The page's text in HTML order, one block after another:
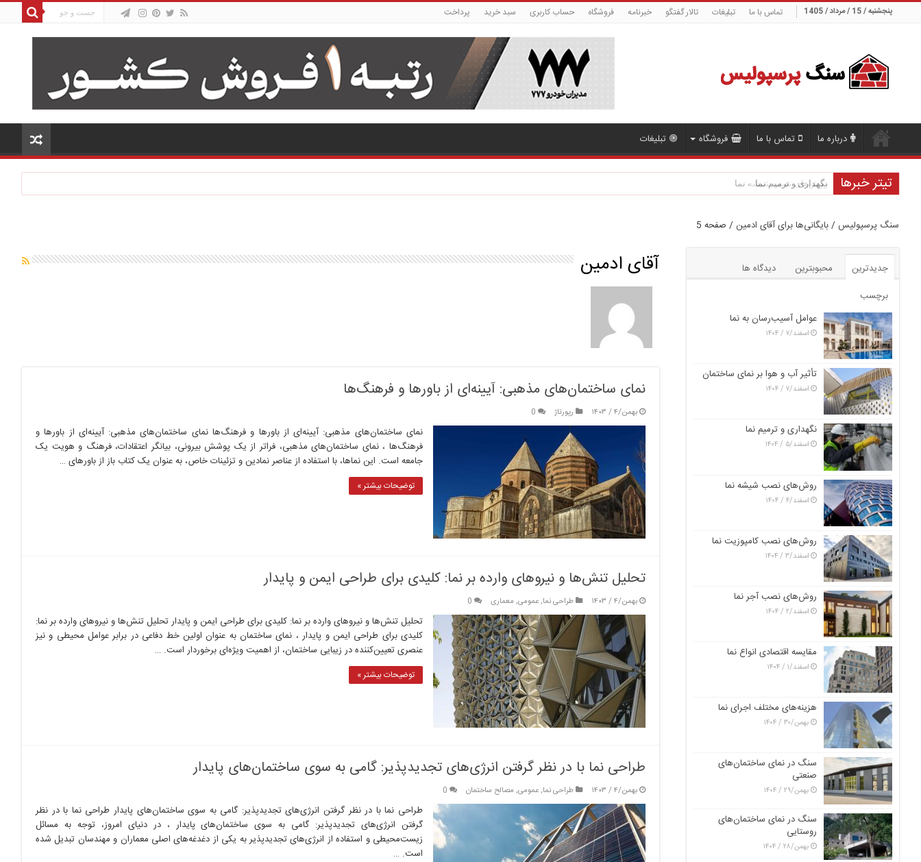
پنجشنبه / 15 / مرداد / 1405 تماس با ما تبلیغات تالار گفتگو خبرنامه فروشگاه حساب کاربری سبد خرید پرداخت
درباره ما تماس با ما فروشگاه تبلیغات
تیتر خبرها روش‌های نصب شیشه نما
سنگ پرسپولیس/بایگانی‌ها برای آقای ادمین/ صفحه 5
آقای ادمین
نمای ساختمان‌های مذهبی: آیینه‌ای از باورها و فرهنگ‌ها
بهمن/۴ / ۱۴۰۳ رپورتاژ 0
نمای ساختمان‌های مذهبی: آیینه‌ای از باورها و فرهنگ‌ها نمای ساختمان‌های مذهبی: آیینه‌ای از باورها و
فرهنگ‌ها ، نمای ساختمان‌های مذهبی، فراتر از یک پوشش بیرونی، بیانگر اعتقادات، فرهنگ و هویت یک
جامعه است. این نماها، با استفاده از عناصر نمادین و تزئینات خاص، به عنوان یک کتاب باز از باورهای …
توضیحات بیشتر »
تحلیل تنش‌ها و نیروهای وارده بر نما: کلیدی برای طراحی ایمن و پایدار
بهمن/۴ / ۱۴۰۳ طراحی نما,عمومی, معماری 0
تحلیل تنش‌ها و نیروهای وارده بر نما: کلیدی برای طراحی ایمن و پایدار تحلیل تنش‌ها و نیروهای وارده بر نما:
کلیدی برای طراحی ایمن و پایدار ، نمای ساختمان به عنوان اولین خط دفاعی در برابر عوامل محیطی و نیز
عنصری تعیین‌کننده در زیبایی ساختمان، از اهمیت ویژه‌ای برخوردار است. …
توضیحات بیشتر »
طراحی نما با در نظر گرفتن انرژی‌های تجدیدپذیر: گامی به سوی ساختمان‌های پایدار
بهمن/۴ / ۱۴۰۳ طراحی نما,عمومی, مصالح ساختمان 0
طراحی نما با در نظر گرفتن انرژی‌های تجدیدپذیر: گامی به سوی ساختمان‌های پایدار طراحی نما با در نظر
گرفتن انرژی‌های تجدیدپذیر: گامی به سوی ساختمان‌های پایدار ، در دنیای امروز، توجه به مسائل
زیست‌محیطی و استفاده از انرژی‌های تجدیدپذیر به یکی از دغدغه‌های اصلی معماران و مهندسان تبدیل شده
است. …
جدیدترین محبوبترین
دیدگاه ها
برچسب
عوامل آسیب‌رسان به نما
اسفند/۷ / ۱۴۰۴
تأثیر آب و هوا بر نمای ساختمان
اسفند/۷ / ۱۴۰۴
نگهداری و ترمیم نما
اسفند/۵ / ۱۴۰۴
روش‌های نصب شیشه نما
اسفند/۴ / ۱۴۰۴
روش‌های نصب کامپوزیت نما
اسفند/۳ / ۱۴۰۴
روش‌های نصب آجر نما
اسفند/۲ / ۱۴۰۴
مقایسه اقتصادی انواع نما
اسفند/۱ / ۱۴۰۴
هزینه‌های مختلف اجرای نما
بهمن/۳۰ / ۱۴۰۴
سنگ در نمای ساختمان‌های
صنعتی
بهمن/۲۹ / ۱۴۰۴
سنگ در نمای ساختمان‌های
روستایی
بهمن/۲۸ / ۱۴۰۴